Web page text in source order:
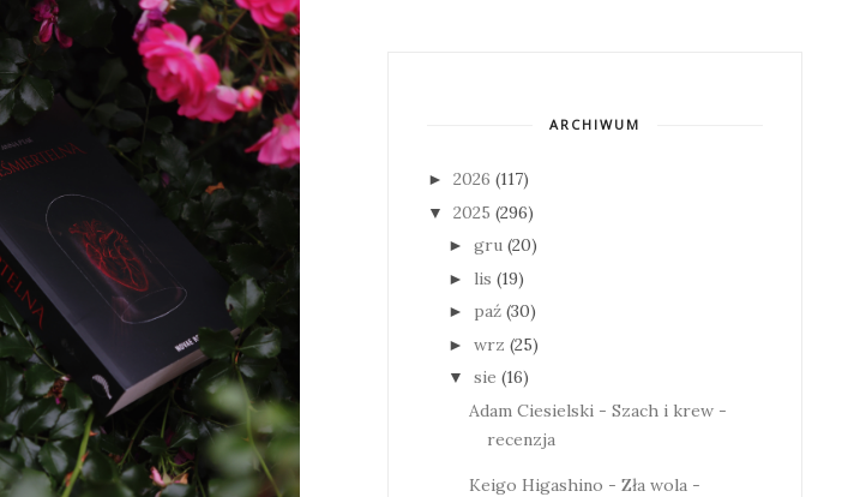
ARCHIWUM
► 2026 (117)
▼ 2025 (296)
► gru (20)
► lis (19)
► paź (30)
► wrz (25)
▼ sie (16)
Adam Ciesielski - Szach i krew -
recenzja
Keigo Higashino - Zła wola -